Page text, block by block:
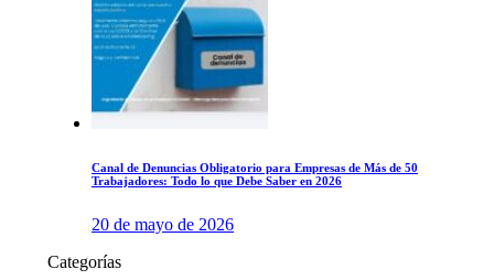
Canal de Denuncias Obligatorio para Empresas de Más de 50
Trabajadores: Todo lo que Debe Saber en 2026
20 de mayo de 2026
Categorías